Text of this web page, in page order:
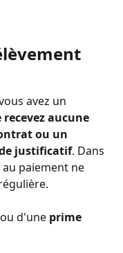
avez un
recevez aucune
ou un
justificatif. Dans
paiement ne
ou d'une prime